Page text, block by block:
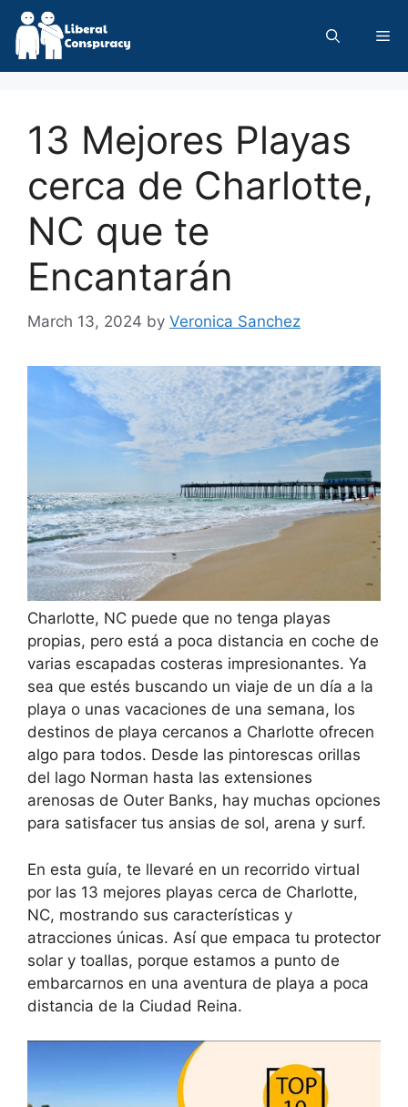
Skip
content
13 Mejores Playas
cerca de Charlotte,
NC que te
Encantarán
March 13, 2024 by Veronica Sanchez
Charlotte, NC puede que no tenga playas
propias, pero está a poca distancia en coche de
varias escapadas costeras impresionantes. Ya
sea que estés buscando un viaje de un día a la
playa o unas vacaciones de una semana, los
destinos de playa cercanos a Charlotte ofrecen
algo para todos. Desde las pintorescas orillas
del lago Norman hasta las extensiones
arenosas de Outer Banks, hay muchas opciones
para satisfacer tus ansias de sol, arena y surf.
En esta guía, te llevaré en un recorrido virtual
por las 13 mejores playas cerca de Charlotte,
NC, mostrando sus características y
atracciones únicas. Así que empaca tu protector
solar y toallas, porque estamos a punto de
embarcarnos en una aventura de playa a poca
distancia de la Ciudad Reina.